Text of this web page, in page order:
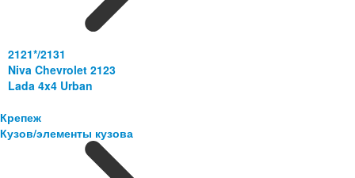
2121*/2131
Niva Chevrolet 2123
Lada 4x4 Urban
Крепеж
Кузов/элементы кузова